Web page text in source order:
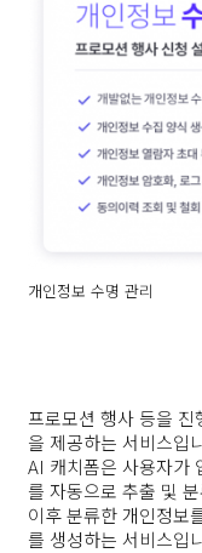
개인정보 수명 관리
프로모션 행사 등을
을 제공하는 서비스입
AI 캐치폼은 사용자가
를 자동으로 추출 및
이후 분류한 개인정보
를 생성하는 서비스입